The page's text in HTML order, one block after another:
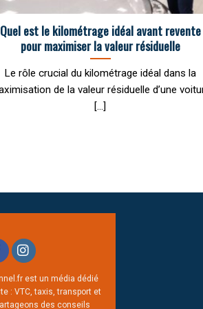
Quel est le kilométrage idéal avant revente
pour maximiser la valeur résiduelle
Le rôle crucial du kilométrage idéal dans la
de la valeur résiduelle d’une
[...]
est un média dédié
: VTC, taxis, transport et
des conseils